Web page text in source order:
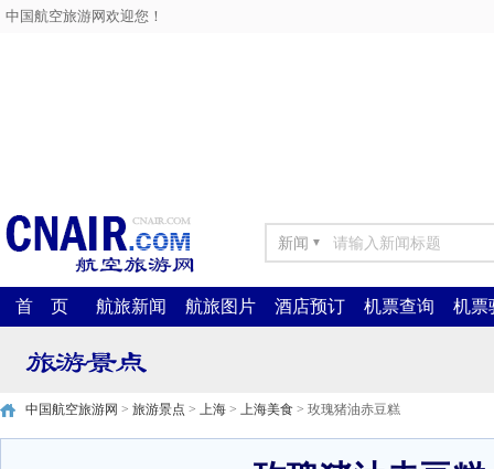
中国航空旅游网欢迎您！
新闻 ▼
首 页 航旅新闻 航旅图片 酒店预订 机票查询 机票
中国航空旅游网 > 旅游景点 > 上海 > 上海美食 > 玫瑰猪油赤豆糕